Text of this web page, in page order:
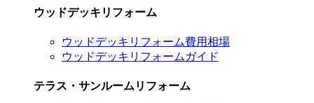
ウッドデッキリフォーム
ウッドデッキリフォーム費用相場
ウッドデッキリフォームガイド
テラス・サンルームリフォーム